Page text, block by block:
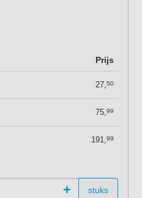
Prijs
27,50
75,99
191,99
+ stuks